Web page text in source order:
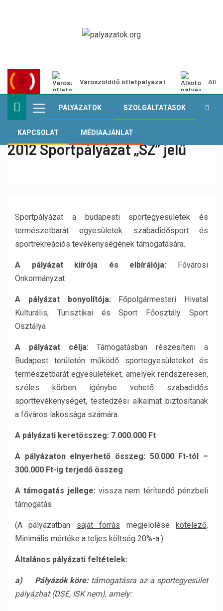
Városzöldítő ötletpályázat
PÁLYÁZATOK SZOLGÁLTATÁSOK
KAPCSOLAT MÉDIAAJÁNLAT
2012 Sportpályázat „SZ” jelű
Sportpályázat a budapesti sportegyesületek és
természetbarát egyesületek szabadidősport és
sportrekreációs tevékenységének támogatására.
A pályázat kiírója és elbírálója:
Fővárosi
Önkormányzat
A pályázat bonyolítója:
Főpolgármesteri Hivatal
Kulturális, Turisztikai és Sport Főosztály Sport
Osztálya
A pályázat célja: Támogatásban részesíteni a
Budapest területén működő sportegyesületeket és
természetbarát egyesületeket, amelyek rendszeresen,
széles körben igénybe vehető szabadidős
sporttevékenységet, testedzési alkalmat biztosítanak
a főváros lakossága számára.
A pályázati keretösszeg: 7.000.000 Ft
A pályázaton elnyerhető összeg: 50.000 Ft-tól –
300.000 Ft-ig terjedő összeg
A támogatás jellege: vissza nem térítendő pénzbeli
támogatás
(A pályázatban saját forrás megjelölése kötelező.
Minimális mértéke a teljes költség 20%-a.)
Általános pályázati feltételek:
a) Pályázók köre:támogatásra az a sportegyesület
pályázhat (DSE, ISK nem), amely: